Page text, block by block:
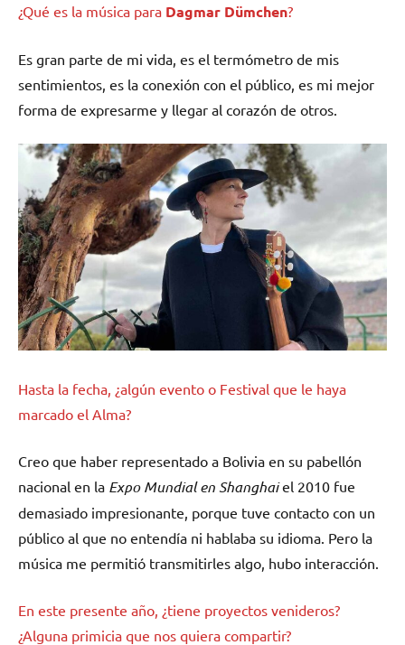
¿Qué es la música para Dagmar Dümchen?
Es gran parte de mi vida, es el termómetro de mis
sentimientos, es la conexión con el público, es mi mejor
forma de expresarme y llegar al corazón de otros.
Hasta la fecha, ¿algún evento o Festival que le haya
marcado el Alma?
Creo que haber representado a Bolivia en su pabellón
nacional en la Expo Mundial en Shanghaiel 2010 fue
demasiado impresionante, porque tuve contacto con un
público al que no entendía ni hablaba su idioma. Pero la
música me permitió transmitirles algo, hubo interacción.
En este presente año, ¿tiene proyectos venideros?
¿Alguna primicia que nos quiera compartir?